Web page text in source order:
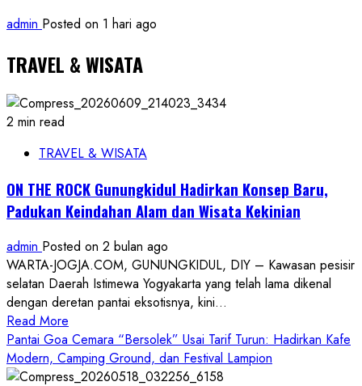
admin Posted on 1 hari ago
TRAVEL & WISATA
2 min read
TRAVEL & WISATA
ON THE ROCK Gunungkidul Hadirkan Konsep Baru,
Padukan Keindahan Alam dan Wisata Kekinian
admin Posted on 2 bulan ago
WARTA-JOGJA.COM, GUNUNGKIDUL, DIY – Kawasan pesisir
selatan Daerah Istimewa Yogyakarta yang telah lama dikenal
dengan deretan pantai eksotisnya, kini...
Read More
more
about
ON
Pantai Goa Cemara “Bersolek” Usai Tarif Turun: Hadirkan Kafe
Modern, Camping Ground, dan Festival Lampion